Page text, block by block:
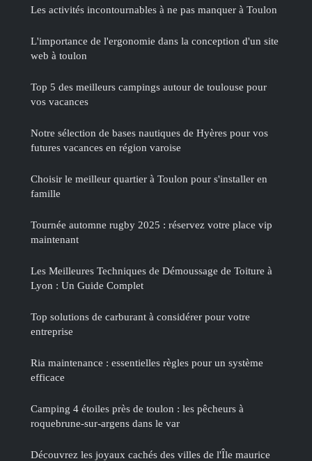
Les activités incontournables à ne pas manquer à Toulon
L'importance de l'ergonomie dans la conception d'un site
web à toulon
Top 5 des meilleurs campings autour de toulouse pour
vos vacances
Notre sélection de bases nautiques de Hyères pour vos
futures vacances en région varoise
Choisir le meilleur quartier à Toulon pour s'installer en
famille
Tournée automne rugby 2025 : réservez votre place vip
maintenant
Les Meilleures Techniques de Démoussage de Toiture à
Lyon : Un Guide Complet
Top solutions de carburant à considérer pour votre
entreprise
Ria maintenance : essentielles règles pour un système
efficace
Camping 4 étoiles près de toulon : les pêcheurs à
roquebrune-sur-argens dans le var
Découvrez les joyaux cachés des villes de l'Île maurice